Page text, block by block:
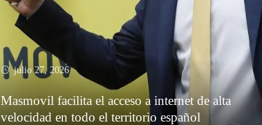
julio 27, 2026
Masmovil facilita el acceso a internet de alta
velocidad en todo el territorio español